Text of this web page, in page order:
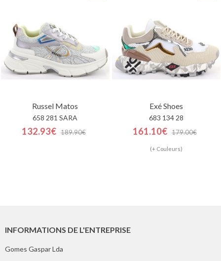
Russel Matos
658 281 SARA
132.93€ 189.90€
Exé Shoes
683 134 28
161.10€ 179.00€
(+ Couleurs)
INFORMATIONS DE L'ENTREPRISE
Gomes Gaspar Lda